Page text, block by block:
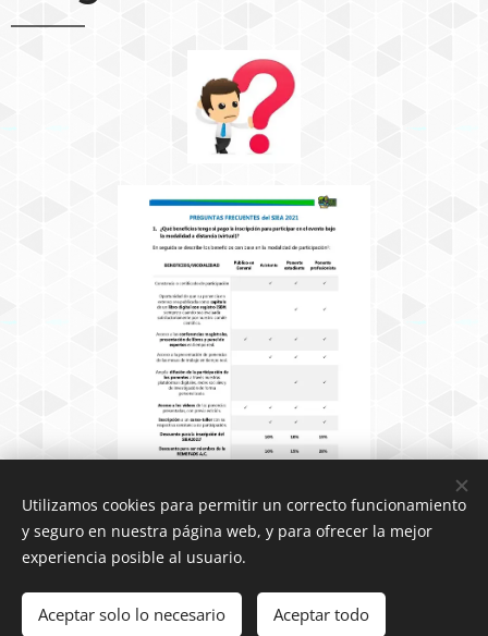
Cookies
Utilizamos cookies para permitir un correcto funcionamiento
y seguro en nuestra página web, y para ofrecer la mejor
experiencia posible al usuario.
Aceptar solo lo necesario Aceptar todo